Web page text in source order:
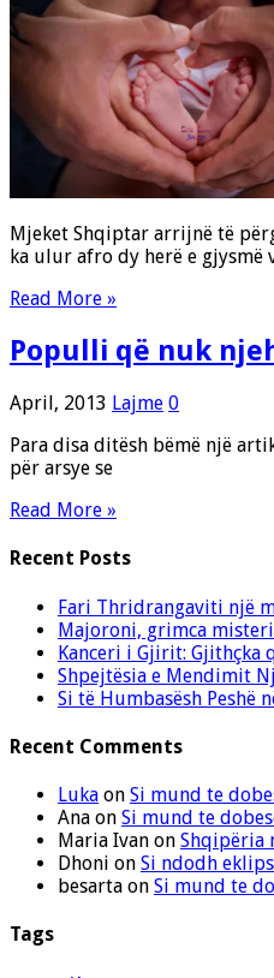
Mjeket Shqiptar arrijnë të
ka ulur afro dy herë e gjysmë
Read More »
Populli që nuk
April, 2013 Lajme 0
Para disa ditësh bëmë një
për arsye se
Read More »
Recent Posts
Fari Thridrangaviti një
Majoroni, grimca
Kanceri i Gjirit: Gjithçka
Shpejtësia e Mendimit
Si të Humbasësh Peshë
Recent Comments
Luka on Si mund te
Ana on Si mund te
Maria Ivan on Shqipëria
Dhoni on Si ndodh
besarta on Si mund te
Tags